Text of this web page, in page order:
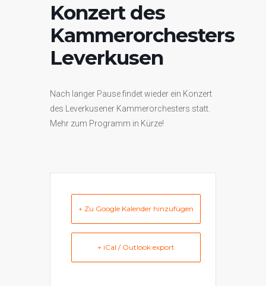
Konzert des
Kammerorchesters
Leverkusen
Nach langer Pause findet wieder ein Konzert
des Leverkusener Kammerorchesters statt.
Mehr zum Programm in Kürze!
+ Zu Google Kalender hinzufügen
+ iCal / Outlook export